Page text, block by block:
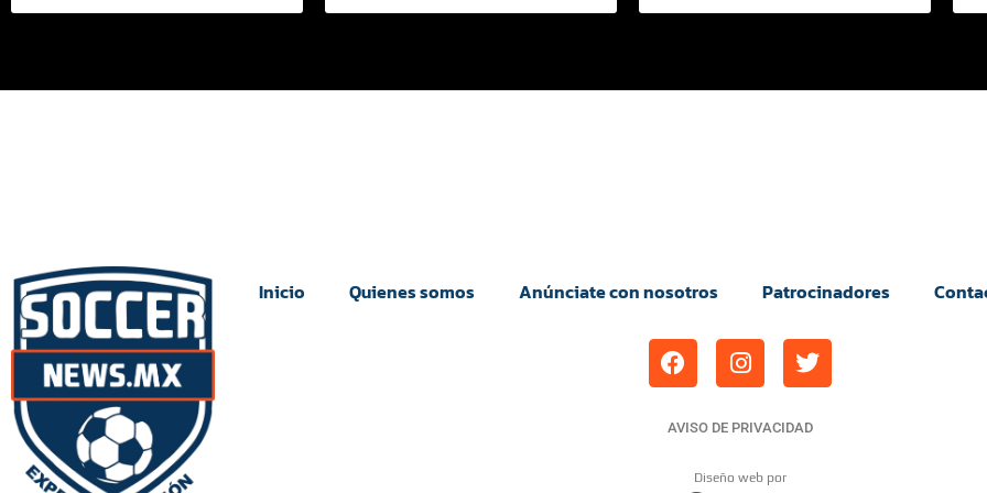
Inicio Quienes somos Anúnciate con nosotros Patrocinadores
AVISO DE PRIVACIDAD
Diseño web por